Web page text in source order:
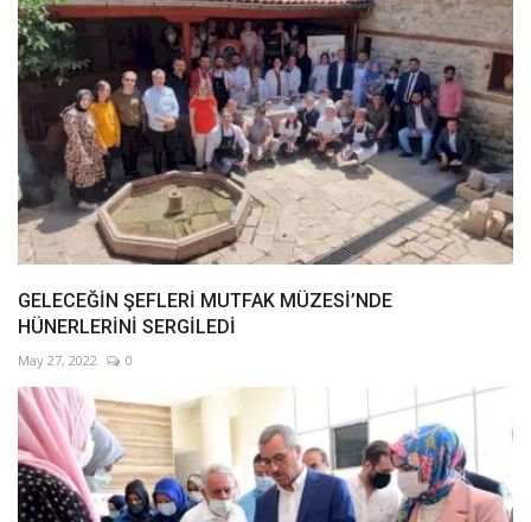
GELECEĞİN ŞEFLERİ MUTFAK MÜZESİ’NDE
HÜNERLERİNİ SERGİLEDİ
May 27, 2022 0